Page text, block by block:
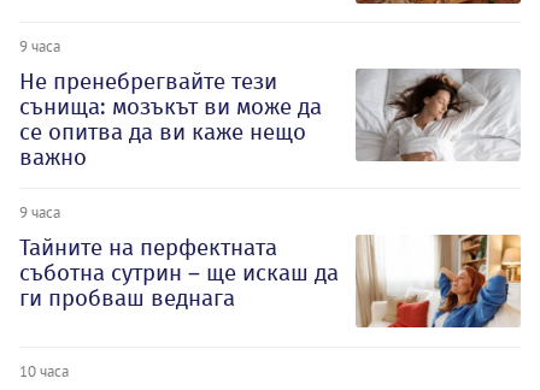
9 часа
Не пренебрегвайте тези
сънища: мозъкът ви може да
се опитва да ви каже нещо
важно
9 часа
Тайните на перфектната
съботна сутрин – ще искаш да
ги пробваш веднага
10 часа